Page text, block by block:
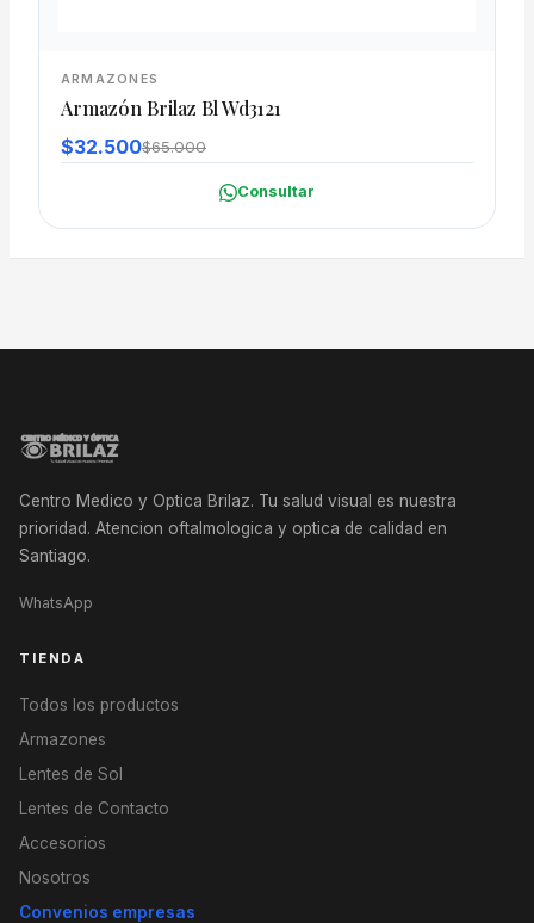
ARMAZONES
Armazón Brilaz Bl Wd3121
$32.500$65.000
Consultar
Centro Medico y Optica Brilaz. Tu salud visual es nuestra
prioridad. Atencion oftalmologica y optica de calidad en
Santiago.
WhatsApp
TIENDA
Todos los productos
Armazones
Lentes de Sol
Lentes de Contacto
Accesorios
Nosotros
Convenios empresas